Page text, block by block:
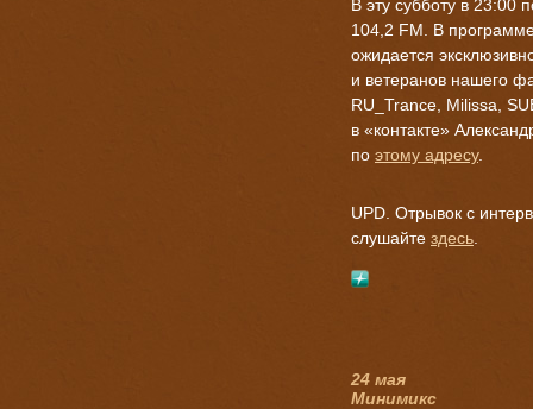
В эту субботу в 23:00
104,2 FM. В
ожидается
и ветеранов нашего
RU_Trance, Milissa,
в «контакте»
по этому адресу.
UPD. Отрывок с
слушайте здесь
24 мая
Минимикс